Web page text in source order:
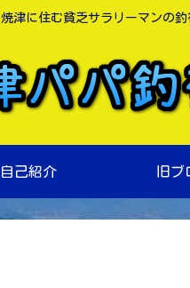
焼津に住む貧乏サラリーマンの釣
自己紹介 旧ブ